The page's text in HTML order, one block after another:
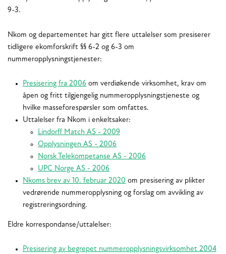
9-3.
Nkom og departementet har gitt flere uttalelser som presiserer
tidligere ekomforskrift §§ 6-2 og 6-3 om
nummeropplysningstjenester:
Presisering fra 2006 om verdiøkende virksomhet, krav om
åpen og fritt tilgjengelig nummeropplysningstjeneste og
hvilke masseforespørsler som omfattes.
Uttalelser fra Nkom i enkeltsaker:
Lindorff Match AS - 2009
Opplysningen AS - 2006
Norsk Telekompetanse AS - 2006
UPC Norge AS - 2006
Nkoms brev av 10. februar 2020 om presisering av plikter
vedrørende nummeropplysning og forslag om avvikling av
registreringsordning.
Eldre korrespondanse/uttalelser:
Presisering av begrepet nummeropplysningsvirksomhet 2004